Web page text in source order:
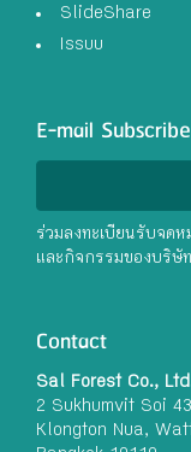
SlideShare
Issuu
E-mail Subscribe
ร่วมลงทะเบียนรับจดห
และกิจกรรมของบริษัท
Contact
Sal Forest Co.,
2 Sukhumvit Soi
Klongton Nua,